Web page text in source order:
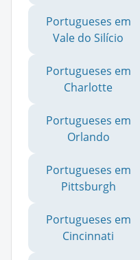
Portugueses em
Vale do Silício
Portugueses em
Charlotte
Portugueses em
Orlando
Portugueses em
Pittsburgh
Portugueses em
Cincinnati